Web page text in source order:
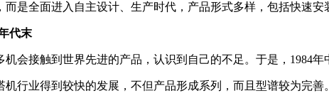
是全面进入自主设计、生产时代，产品形式多样，包括快速安
代末
会接触到世界先进的产品，认识到自己的不足。于是，1984
行业得到较快的发展，不但产品形成系列，而且型谱较为完